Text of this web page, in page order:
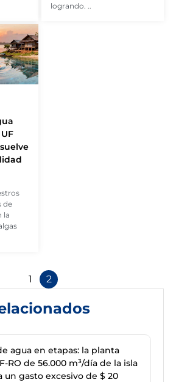
logrando. ..
de
la
1 2
agua en etapas: la planta
RO de 56.000 m³/día de la isla
un gasto excesivo de $ 20